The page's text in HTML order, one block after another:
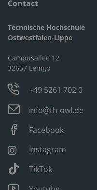
Contact
Technische Hochschule
Ostwestfalen-Lippe
Campusallee 12
32657 Lemgo
+49 5261 702 0
info@th-owl.de
Facebook
Instagram
TikTok